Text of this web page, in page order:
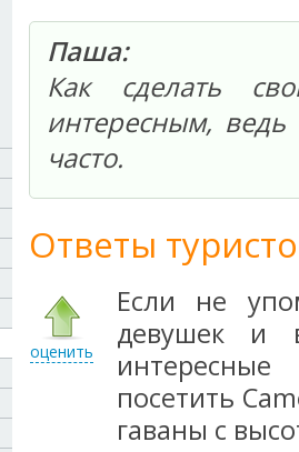
Паша:
Как сделать
интересным, ведь
часто.
Ответы
оценить
Если не
девушек и
посетить
гаваны с